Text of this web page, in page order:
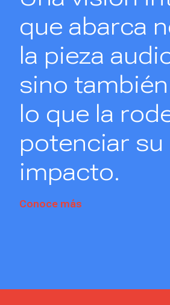
que abarca
la pieza
sino
lo que la
potenciar su
impacto.
Conoce más